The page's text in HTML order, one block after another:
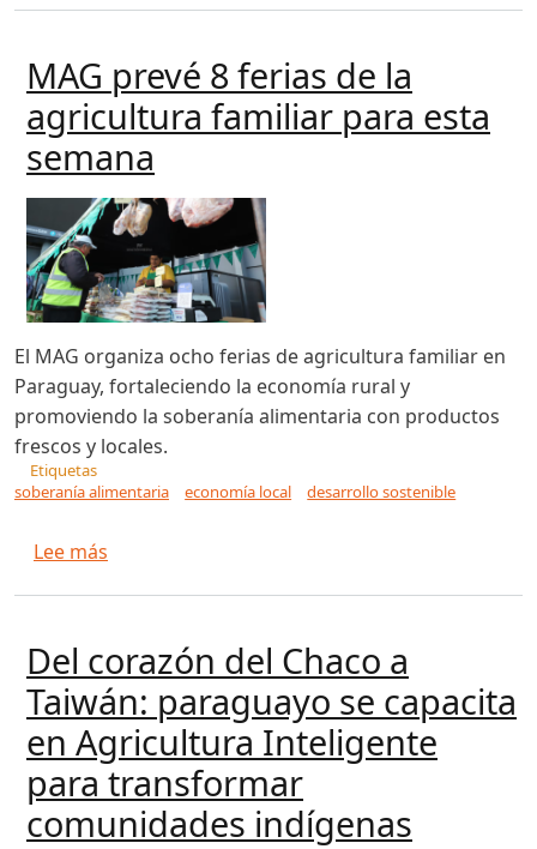
MAG prevé 8 ferias de la
agricultura familiar para esta
semana
El MAG organiza ocho ferias de agricultura familiar en
Paraguay, fortaleciendo la economía rural y
promoviendo la soberanía alimentaria con productos
frescos y locales.
Etiquetas
soberanía alimentaria
economía local desarrollo sostenible
Lee más
Del corazón del Chaco a
Taiwán: paraguayo se capacita
en Agricultura Inteligente
para transformar
comunidades indígenas